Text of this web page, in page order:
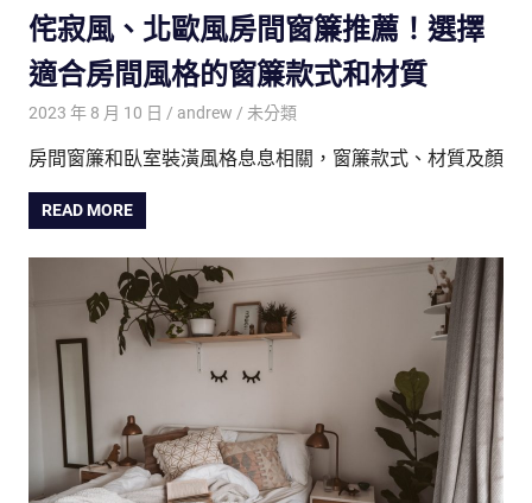
侘寂風、北歐風房間窗簾推薦！選擇
適合房間風格的窗簾款式和材質
2023 年 8 月 10 日 andrew 未分類
房間窗簾和臥室裝潢風格息息相關，窗簾款式、材質及顏
READ MORE